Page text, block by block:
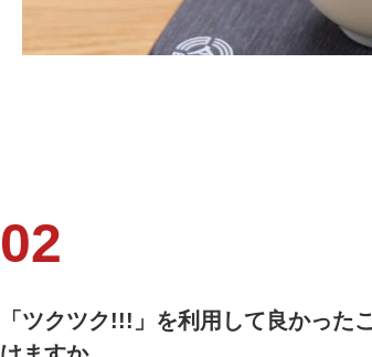
「ツクツク!!!」を利用して良かった